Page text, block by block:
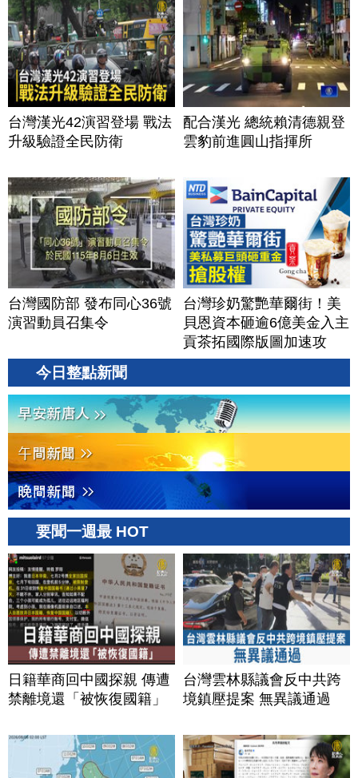
台灣漢光42演習登場 戰法
升級驗證全民防衛
配合漢光 總統賴清德親登
雲豹前進圓山指揮所
台灣國防部 發布同心36號
演習動員召集令
台灣珍奶驚艷華爾街！美
貝恩資本砸逾6億美金入主
貢茶拓國際版圖加速攻
美？｜#財經新聞｜
今日整點新聞
要聞一週最 HOT
日籍華商回中國探親 傳遭
禁離境還「被恢復國籍」
台灣雲林縣議會反中共跨
境鎮壓提案 無異議通過